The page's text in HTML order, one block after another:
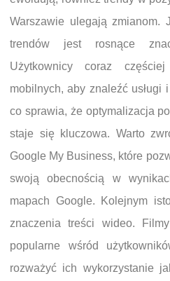
Warszawie ulegają zmianom.
trendów jest rosnące
Użytkownicy coraz
mobilnych, aby znaleźć usługi
co sprawia, że optymalizacja
staje się kluczowa. Warto
Google My Business, które
swoją obecnością w
mapach Google. Kolejnym
znaczenia treści wideo.
popularne wśród
rozważyć ich wykorzystanie